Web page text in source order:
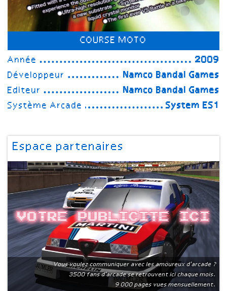
COURSE MOTO
Année
2009
Développeur
Namco Bandai Games
Editeur
Namco Bandai Games
Système Arcade
System ES1
Espace partenaires
Votre publicite ici
Vous voulez communiquer avec les amoureux d'arcade ?
3500 fans d'arcade se retrouvent ici chaque mois.
9 000 pages vues mensuellement.